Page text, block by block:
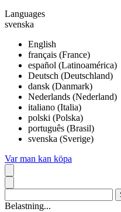
Languages
svenska
English
français (France)
español (Latinoamérica)
Deutsch (Deutschland)
dansk (Danmark)
Nederlands (Nederland)
italiano (Italia)
polski (Polska)
português (Brasil)
svenska (Sverige)
Var man kan köpa
Belastning...